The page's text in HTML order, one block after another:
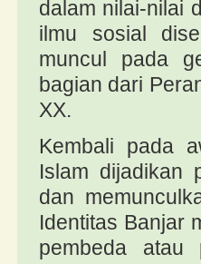
dalam nilai-nilai
ilmu sosial
muncul pada
bagian dari
XX.
Kembali pada
Islam dijadikan
dan
Identitas Banjar
pembeda atau